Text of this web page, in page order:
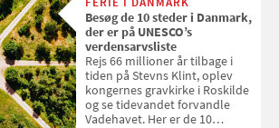
Besøg de 10 steder i Danmark,
der er på UNESCO’s
verdensarvsliste
Rejs 66 millioner år tilbage i
tiden på Stevns Klint, oplev
kongernes gravkirke i Roskilde
og se tidevandet forvandle
Vadehavet. Her er de 10